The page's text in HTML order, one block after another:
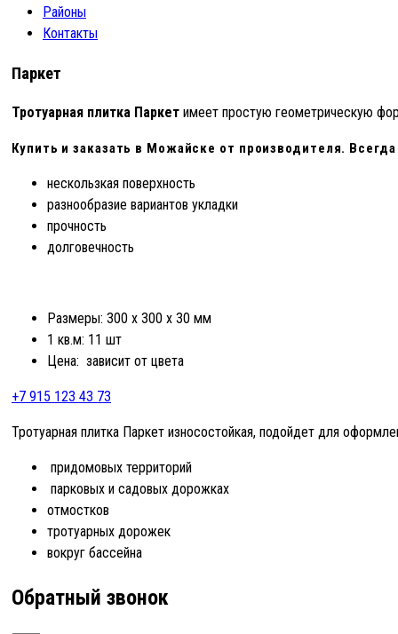
Районы
Контакты
Паркет
Тротуарная плитка Паркет имеет простую геометрическую
Купить и заказать в Можайске от производителя.
нескользкая поверхность
разнообразие вариантов укладки
прочность
долговечность
Размеры: 300 x 300 x 30 мм
1 кв.м: 11 шт
Цена: зависит от цвета
+7 915 123 43 73
Тротуарная плитка Паркет износостойкая, подойдет для
придомовых территорий
парковых и садовых дорожках
отмостков
тротуарных дорожек
вокруг бассейна
Обратный звонок